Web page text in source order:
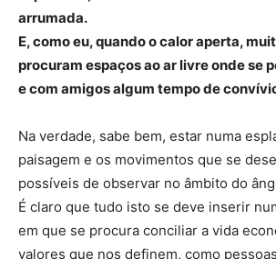
arrumada.
E, como eu, quando o calor aperta,
procuram espaços ao ar livre onde se
e com amigos algum tempo de
Na verdade, sabe bem, estar numa
paisagem e os movimentos que se
possíveis de observar no âmbito do
É claro que tudo isto se deve inserir
em que se procura conciliar a vida
valores que nos definem, como